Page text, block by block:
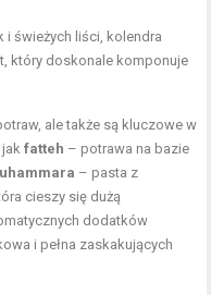
świeżych liści, kolendra
który doskonale komponuje
ale także są kluczowe w
jakfatteh – potrawa na bazie
– pasta z
cieszy się dużą
dodatków
i pełna zaskakujących